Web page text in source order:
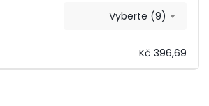
Vyberte (9)
Kč 396,69